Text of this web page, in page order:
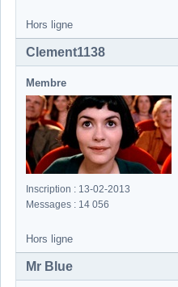
Hors ligne
Clement1138
Membre
Inscription : 13-02-2013
Messages : 14 056
Hors ligne
Mr Blue